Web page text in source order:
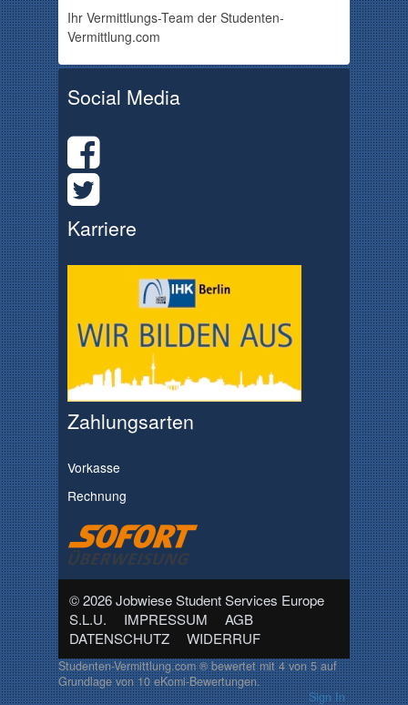
Ihr Vermittlungs-Team der Studenten-
Vermittlung.com
Social Media
Karriere
Zahlungsarten
Vorkasse
Rechnung
© 2026 Jobwiese Student Services Europe
S.L.U.
IMPRESSUM
AGB
DATENSCHUTZ
WIDERRUF
Studenten-Vermittlung.com ®bewertet mit4von5auf
Grundlage von10eKomi-Bewertungen.
Sign In